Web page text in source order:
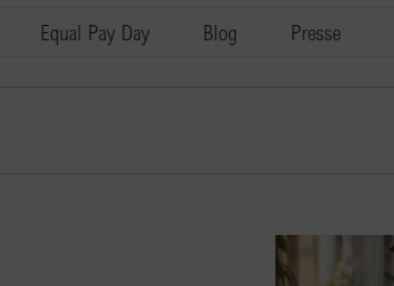
Equal Pay Day Blog Presse